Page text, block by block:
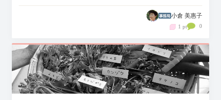
小倉 美惠子
1 pt 0